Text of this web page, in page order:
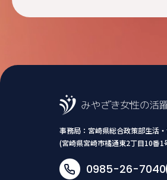
事務局： 宮崎県総合政策部生活
(宮崎県宮崎市橘通東2丁目10番1
0985-26-7040